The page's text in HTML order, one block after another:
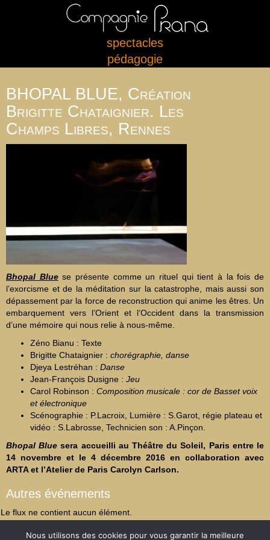
spectacles
pédagogie
BHOPAL BLUE, Création
Brigitte Chataignier. Les
Champs Libres, Rennes
Bhopal Bluese présente comme un rituel qui tient à la fois de
l’exorcisme et de la méditation sur la catastrophe, mais aussi son
dépassement par la force de reconstruction qui anime les êtres. Un
embarquement vers l’Orient et l’Occident dans la transmission
d’une mémoire qui nous relie à nous-même.
Zéno Bianu : Texte
Brigitte Chataignier : chorégraphie, danse
Djeya Lestréhan : Danse
Jean-François Dusigne : Jeu
Carol Robinson : Composition musicale : cor de Basset voix
et électronique
Scénographie : P.Lacroix, Lumière : S.Garot, régie plateau et
vidéo : S.Labrosse, Technicien son : A.Pinçon.
Bhopal Bluesera accueilli au Théâtre du Soleil, Paris entre le
14 novembre et le 4 décembre 2016 en collaboration avec
ARTA et l’Atelier de Paris Carolyn Carlson.
Autres événements
Le flux ne contient aucun élément.
Mentions légales Révoquer le consentement
Nous utilisons des cookies pour vous garantir la meilleure